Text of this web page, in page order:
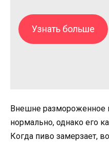
Узнать больше
Внешне размороженное
нормально, однако его
Когда пиво замерзает,